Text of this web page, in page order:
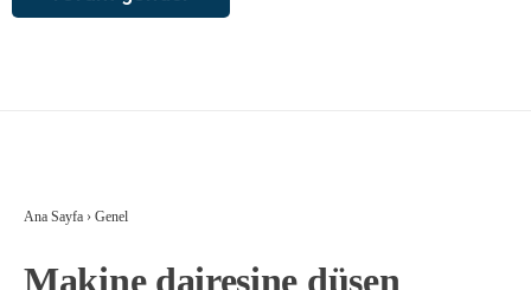
Ana Sayfa › Genel
Makine dairesine düşen